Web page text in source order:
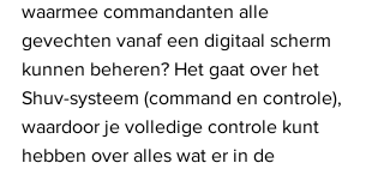
waarmee commandanten alle
gevechten vanaf een digitaal scherm
kunnen beheren? Het gaat over het
Shuv-systeem (command en controle),
waardoor je volledige controle kunt
hebben over alles wat er in de